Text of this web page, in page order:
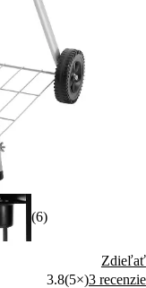
(6)
Zdieľať
3.8(5×)3 recenzie